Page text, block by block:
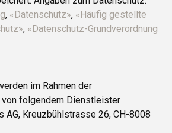
, «Datenschutz», «Häufig gestellte
, «Datenschutz-Grundverordnung
im Rahmen der
von folgendem Dienstleister
AG, Kreuzbühlstrasse 26, CH-8008